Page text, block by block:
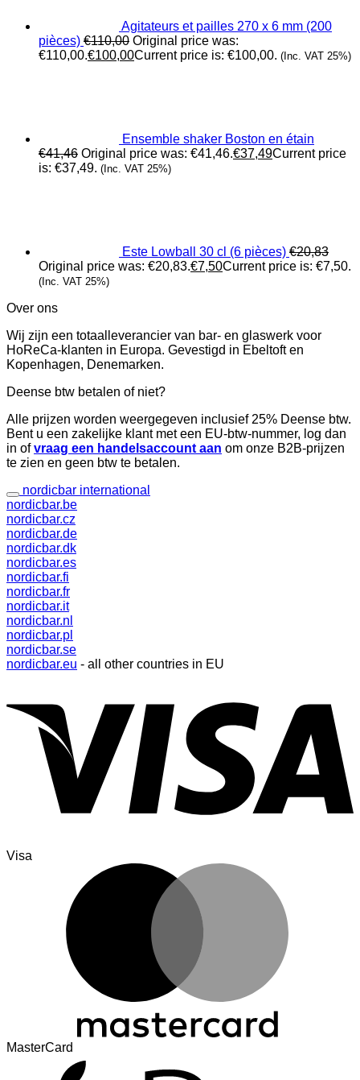
Agitateurs et pailles 270 x 6 mm (200
pièces) €110,00 Original price was:
€110,00.€100,00Current price is: €100,00. (Inc. VAT 25%)
Ensemble shaker Boston en étain
€41,46 Original price was: €41,46.€37,49Current price
is: €37,49. (Inc. VAT 25%)
Este Lowball 30 cl (6 pièces) €20,83
Original price was: €20,83.€7,50Current price is: €7,50.
(Inc. VAT 25%)
Over ons
Wij zijn een totaalleverancier van bar- en glaswerk voor
HoReCa-klanten in Europa. Gevestigd in Ebeltoft en
Kopenhagen, Denemarken.
Deense btw betalen of niet?
Alle prijzen worden weergegeven inclusief 25% Deense btw.
Bent u een zakelijke klant met een EU-btw-nummer, log dan
in ofvraag een handelsaccount aan om onze B2B-prijzen
te zien en geen btw te betalen.
nordicbar international
nordicbar.be
nordicbar.cz
nordicbar.de
nordicbar.dk
nordicbar.es
nordicbar.fi
nordicbar.fr
nordicbar.it
nordicbar.nl
nordicbar.pl
nordicbar.se
nordicbar.eu - all other countries in EU
Visa
MasterCard